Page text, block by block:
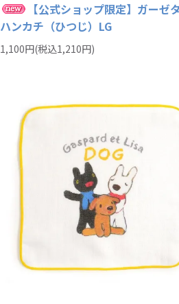
【公式ショップ限定】ガーゼ
ハンカチ（ひつじ）LG
1,100円(税込1,210円)